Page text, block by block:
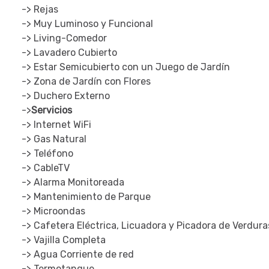
-> Rejas
-> Muy Luminoso y Funcional
-> Living-Comedor
-> Lavadero Cubierto
-> Estar Semicubierto con un Juego de Jardín
-> Zona de Jardín con Flores
-> Duchero Externo
->Servicios
-> Internet WiFi
-> Gas Natural
-> Teléfono
-> CableTV
-> Alarma Monitoreada
-> Mantenimiento de Parque
-> Microondas
-> Cafetera Eléctrica, Licuadora y Picadora de
-> Vajilla Completa
-> Agua Corriente de red